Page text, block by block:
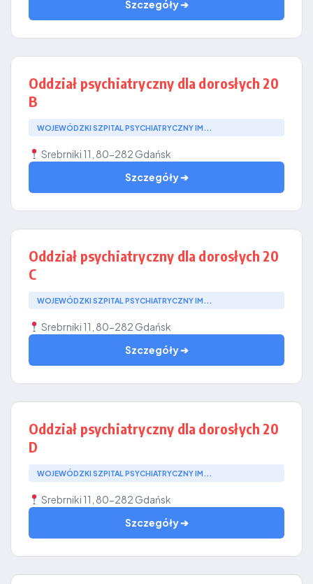
Szczegóły ➔
Oddział psychiatryczny dla dorosłych 20
B
WOJEWÓDZKI SZPITAL PSYCHIATRYCZNY IM...
Srebrniki 11, 80-282 Gdańsk
Szczegóły ➔
Oddział psychiatryczny dla dorosłych 20
C
WOJEWÓDZKI SZPITAL PSYCHIATRYCZNY IM...
Srebrniki 11, 80-282 Gdańsk
Szczegóły ➔
Oddział psychiatryczny dla dorosłych 20
D
WOJEWÓDZKI SZPITAL PSYCHIATRYCZNY IM...
Srebrniki 11, 80-282 Gdańsk
Szczegóły ➔